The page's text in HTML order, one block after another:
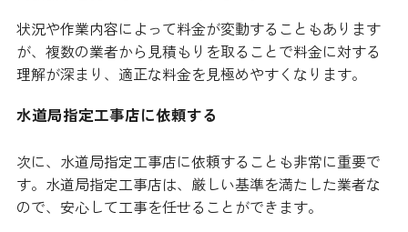
状況や作業内容によって料金が変動することもあります
が、複数の業者から見積もりを取ることで料金に対する
理解が深まり、適正な料金を見極めやすくなります。
水道局指定工事店に依頼する
次に、水道局指定工事店に依頼することも非常に重要で
す。水道局指定工事店は、厳しい基準を満たした業者な
ので、安心して工事を任せることができます。